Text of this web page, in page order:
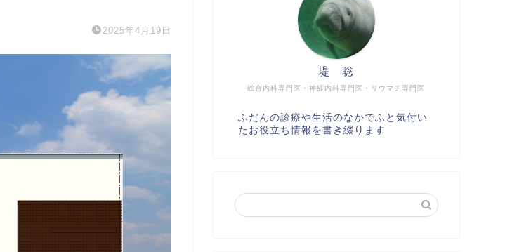
2025年4月19日
総合内科専門医・神経内科専門医・リウマチ専門医
堤 聡
ふだんの診療や生活のなかでふと気付い
たお役立ち情報を書き綴ります